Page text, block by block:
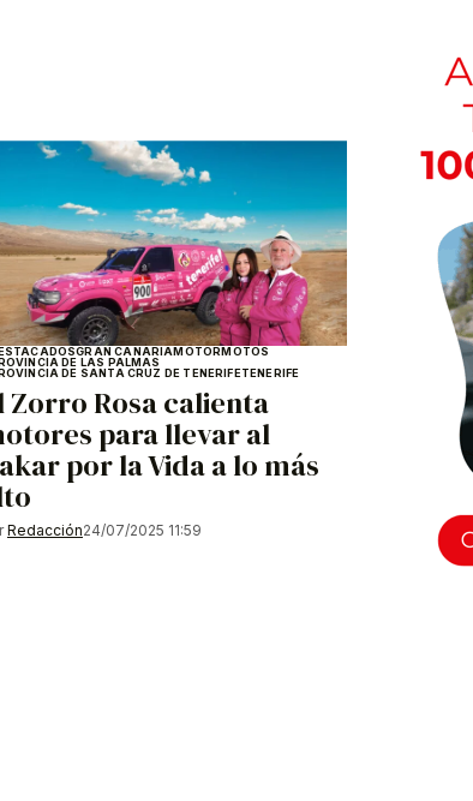
GRAN CANARIAMOTORMOTOS
DE LAS PALMAS
DE SANTA CRUZ DE TENERIFETENERIFE
Zorro Rosa calienta
para llevar al
por la Vida a lo más
Redacción24/07/2025 11:59